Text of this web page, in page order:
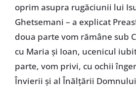
oprim asupra rugăciunii lui
Ghetsemani – a explicat
doua parte vom rămâne sub
cu Maria şi Ioan, ucenicul
parte, vom privi, cu ochii
Învierii şi al Înălţării